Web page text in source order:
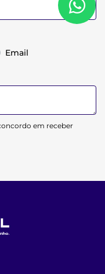
Email
em receber